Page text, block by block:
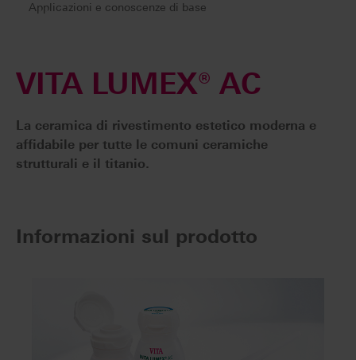
Applicazioni e conoscenze di base
VITA LUMEX® AC
La ceramica di rivestimento estetico moderna e
affidabile per tutte le comuni ceramiche
strutturali e il titanio.
Informazioni sul prodotto